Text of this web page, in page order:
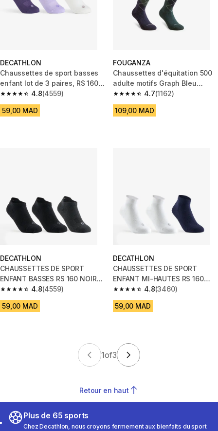
DECATHLON
Chaussettes de sport basses
enfant lot de 3 paires, RS 160
JR violet 4.8
4.8 out of 5 stars from 4559 reviews
(4559)
59,00 MAD
FOUGANZA
Chaussettes d'équitation 500
adulte motifs Graph Bleu
noir/Vert Mélèze. Lot de 2
4.7
4.7 out of 5 stars from 1162
(1162)
109,00 MAD
DECATHLON
CHAUSSETTES DE SPORT
ENFANT BASSES RS 160 NOIR
NOIR GRIS LOT DE 3.
4.8
4.8 out of 5 stars from 4559 reviews
(4559)
59,00 MAD
DECATHLON
CHAUSSETTES DE SPORT
ENFANT MI-HAUTES RS 160
BLANC MARINE LOT DE 3
4.8
4.8 out of 5 stars from 3460
(3460)
59,00 MAD
1of3
Retour en haut
Plus de 65 sports
Chez Decathlon, nous croyons fermement aux bienfaits du sport